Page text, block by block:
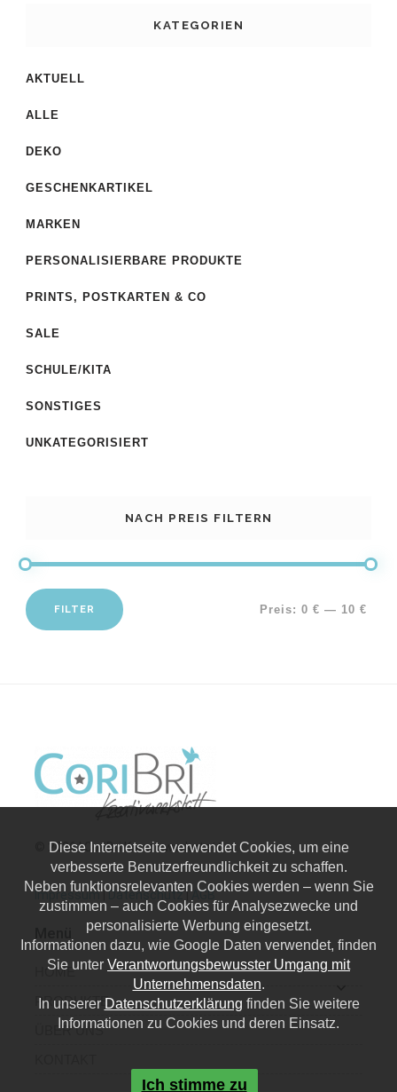
KATEGORIEN
AKTUELL
ALLE
DEKO
GESCHENKARTIKEL
MARKEN
PERSONALISIERBARE PRODUKTE
PRINTS, POSTKARTEN & CO
SALE
SCHULE/KITA
SONSTIGES
UNKATEGORISIERT
NACH PREIS FILTERN
FILTER Preis: 0 € — 10 €
© 2026 | CoriBri Kreativwerkstatt
Impressum|Datenschutz|AGB
HOME
PRODUKTE
ÜBER UNS
Diese Internetseite verwendet Cookies, um eine
verbesserte Benutzerfreundlichkeit zu schaffen.
Neben funktionsrelevanten Cookies werden – wenn Sie
zustimmen – auch Cookies für Analysezwecke und
personalisierte Werbung eingesetzt.
Informationen dazu, wie Google Daten verwendet, finden
Sie unter Verantwortungsbewusster Umgang mit
Unternehmensdaten.
In unserer Datenschutzerklärung finden Sie weitere
Informationen zu Cookies und deren Einsatz.
Ich stimme zu